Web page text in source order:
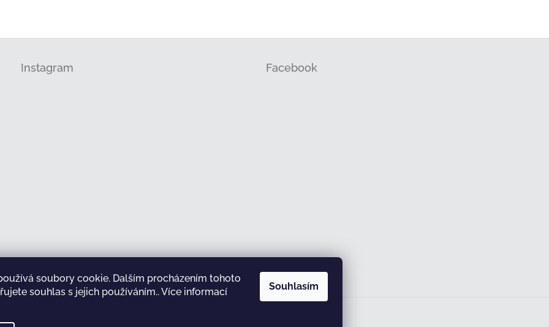
soubory cookie. Dalším procházením tohoto
souhlas s jejich používáním.. Více informací
Souhlasím
Instagram
Sledovat na Instagramu
Facebook